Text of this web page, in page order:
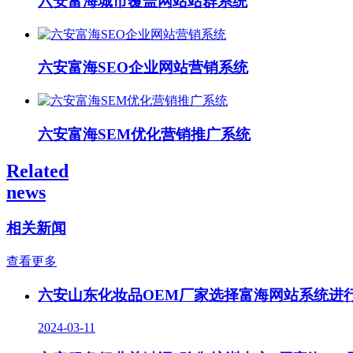
六安富海SEO企业网站营销系统
六安富海SEM优化营销推广系统
Related
news
相关新闻
查看更多
六安山东化妆品OEM厂家选择富海网站系统进
2024-03-11